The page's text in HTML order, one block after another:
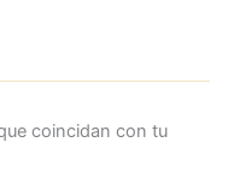
coincidan con tu